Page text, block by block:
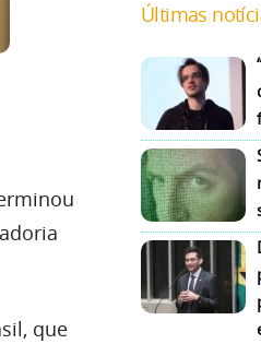
que
Últimas